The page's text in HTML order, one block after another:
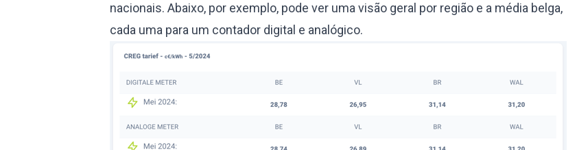
nacionais. Abaixo, por exemplo, pode ver uma visão geral por região e a média belga,
cada uma para um contador digital e analógico.